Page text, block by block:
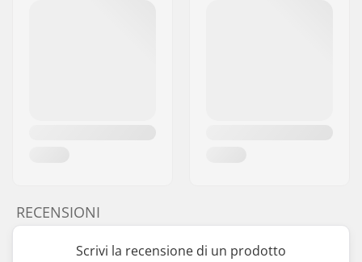
RECENSIONI
Scrivi la recensione di un prodotto